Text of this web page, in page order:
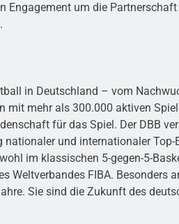
um die
in Deutschland – vom
mehr als 300.000 aktiven
für das Spiel. Der DBB
und internationaler
im klassischen 5-gegen-5-
FIBA.
Sie sind die Zukunft des